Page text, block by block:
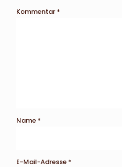
Kommentar *
Name *
E-Mail-Adresse *